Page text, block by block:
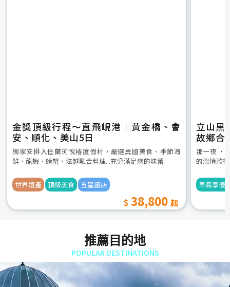
金獎頂級行程～直飛峴港｜黃金橋、會
安、順化、美山5日
獨家安排入住蘭珂悅椿度假村，嚴選異國美食、季節海
鮮、龍蝦、螃蟹、法越融合料理...充分滿足您的味蕾
世界遺產 頂級美食 五星飯店
38,800
立山黒
故鄉合
5日
那一夜 ‧
的溫情款
早鳥享優
推薦目的地
POPULAR DESTINATIONS